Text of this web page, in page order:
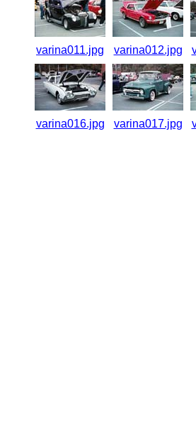
varina011.jpg varina012.jpg
varina016.jpg varina017.jpg